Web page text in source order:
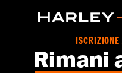
ISCRIZIONE
Rimani